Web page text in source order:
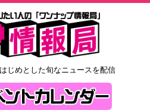
じめとした旬なニュースを配信